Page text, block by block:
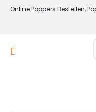
Online Poppers Bestellen,